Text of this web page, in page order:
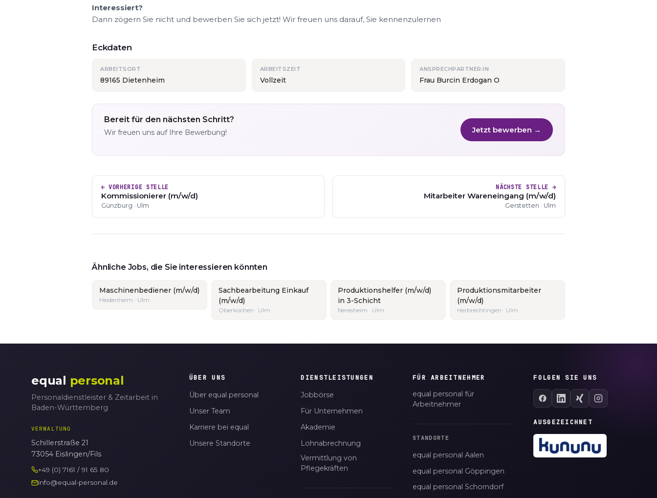
Interessiert?
Dann zögern Sie nicht und bewerben Sie sich jetzt! Wir freuen uns darauf, Sie kennenzulernen
Eckdaten
ARBEITSORT
89165 Dietenheim
ARBEITSZEIT
Vollzeit
ANSPRECHPARTNER:IN
Frau Burcin Erdogan O
Bereit für den nächsten Schritt?
Wir freuen uns auf Ihre Bewerbung! Jetzt bewerben →
← VORHERIGE STELLE
Kommissionierer (m/w/d)
Günzburg · Ulm
NÄCHSTE STELLE →
Mitarbeiter Wareneingang (m/w/d)
Gerstetten · Ulm
Ähnliche Jobs, die Sie interessieren könnten
Maschinenbediener (m/w/d)
Heidenheim · Ulm
Sachbearbeitung Einkauf
(m/w/d)
Oberkochen · Ulm
Produktionshelfer (m/w/d)
in 3-Schicht
Neresheim · Ulm
Produktionsmitarbeiter
(m/w/d)
Herbrechtingen · Ulm
equal personal
Personaldienstleister & Zeitarbeit in
Baden-Württemberg
VERWALTUNG
Schillerstraße 21
73054 Eislingen/Fils
+49 (0) 7161 / 91 65 80
info@equal-personal.de
ÜBER UNS
Über equal personal
Unser Team
Karriere bei equal
Unsere Standorte
DIENSTLEISTUNGEN
Jobbörse
Für Unternehmen
Akademie
Lohnabrechnung
Vermittlung von
Pflegekräften
FÜR ARBEITNEHMER
equal personal für
Arbeitnehmer
STANDORTE
equal personal Aalen
equal personal Göppingen
equal personal Schorndorf
FOLGEN SIE UNS
AUSGEZEICHNET